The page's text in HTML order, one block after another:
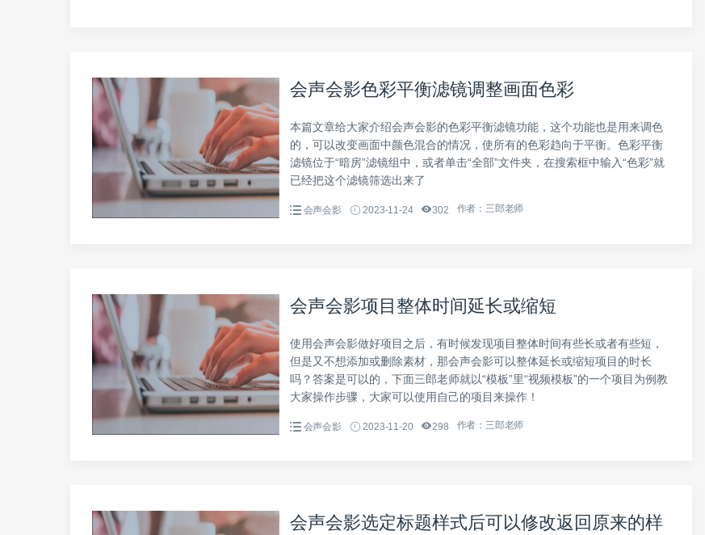
会声会影色彩平衡滤镜调整画面色彩
本篇文章给大家介绍会声会影的色彩平衡滤镜功能，这个功能也是用来调色
的，可以改变画面中颜色混合的情况，使所有的色彩趋向于平衡。色彩平衡
滤镜位于“暗房”滤镜组中，或者单击“全部”文件夹，在搜索框中输入“色彩”就
已经把这个滤镜筛选出来了
会声会影 2023-11-24 302 作者：三郎老师
会声会影项目整体时间延长或缩短
使用会声会影做好项目之后，有时候发现项目整体时间有些长或者有些短，
但是又不想添加或删除素材，那会声会影可以整体延长或缩短项目的时长
吗？答案是可以的，下面三郎老师就以“模板”里“视频模板”的一个项目为例教
大家操作步骤，大家可以使用自己的项目来操作！
会声会影 2023-11-20 298 作者：三郎老师
会声会影选定标题样式后可以修改返回原来的样